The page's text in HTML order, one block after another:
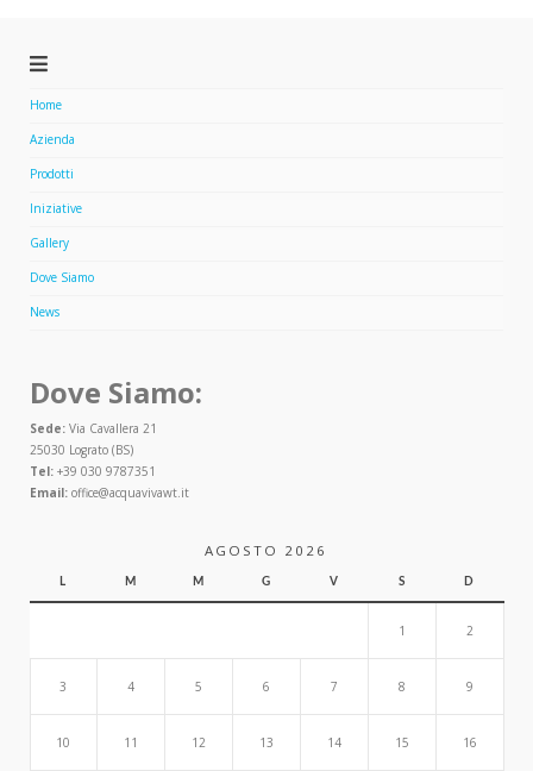
Home
Azienda
Prodotti
Iniziative
Gallery
Dove Siamo
News
Dove Siamo:
Sede:Via Cavallera 21
25030 Lograto (BS)
Tel:+39 030 9787351
Email:office@acquavivawt.it
AGOSTO 2026
L M M G V S D
1 2
3 4 5 6 7 8 9
10 11 12 13 14 15 16